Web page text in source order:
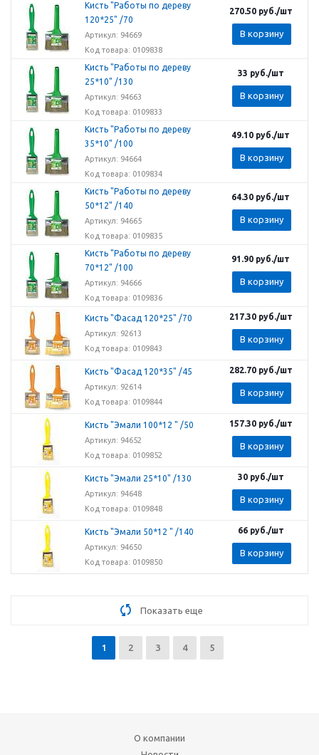
Кисть "Работы по дереву
120*25" /70
Артикул: 94669
Код товара: 0109838
270.50руб./шт
В корзину
Кисть "Работы по дереву
25*10" /130
Артикул: 94663
Код товара: 0109833
33 руб./шт
В корзину
Кисть "Работы по дереву
35*10" /100
Артикул: 94664
Код товара: 0109834
49.10 руб./шт
В корзину
Кисть "Работы по дереву
50*12" /140
Артикул: 94665
Код товара: 0109835
64.30 руб./шт
В корзину
Кисть "Работы по дереву
70*12" /100
Артикул: 94666
Код товара: 0109836
91.90 руб./шт
В корзину
Кисть "Фасад 120*25" /70
Артикул: 92613
Код товара: 0109843
217.30руб./шт
В корзину
Кисть "Фасад 120*35" /45
Артикул: 92614
Код товара: 0109844
282.70руб./шт
В корзину
Кисть "Эмали 100*12 " /50
Артикул: 94652
Код товара: 0109852
157.30руб./шт
В корзину
Кисть "Эмали 25*10" /130
Артикул: 94648
Код товара: 0109848
30руб./шт
В корзину
Кисть "Эмали 50*12 " /140
Артикул: 94650
Код товара: 0109850
66руб./шт
В корзину
Показать еще
1 2 3 4 5
О компании